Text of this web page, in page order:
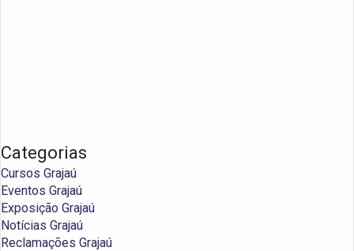
Categorias
Cursos Grajaú
Eventos Grajaú
Exposição Grajaú
Notícias Grajaú
Reclamações Grajaú